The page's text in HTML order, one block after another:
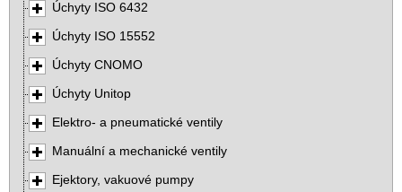
Úchyty ISO 6432
Úchyty ISO 15552
Úchyty CNOMO
Úchyty Unitop
Elektro- a pneumatické ventily
Manuální a mechanické ventily
Ejektory, vakuové pumpy